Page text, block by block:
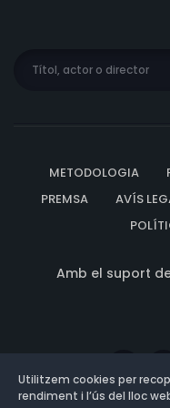
METODOLOGIA
PREMSA
AVÍS
Amb el suport
Utilitzem cookies per
rendiment i l’ús del lloc